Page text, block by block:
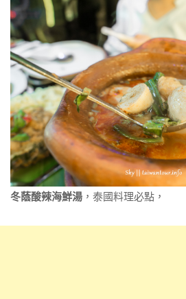
冬蔭酸辣海鮮湯 ，泰國料理必點，